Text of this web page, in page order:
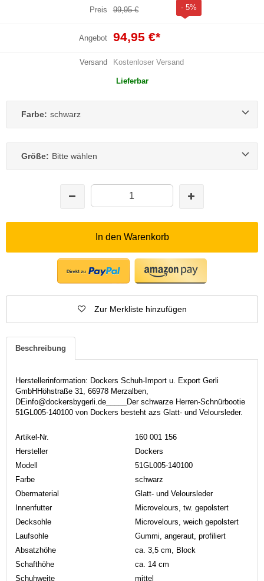
Preis 99,95 € - 5%
Angebot 94,95 €*
Versand Kostenloser Versand
Lieferbar
Farbe: schwarz
Größe: Bitte wählen
In den Warenkorb
Zur Merkliste hinzufügen
Beschreibung
Herstellerinformation: Dockers Schuh-Import u. Export Gerli
GmbHHöhstraße 31, 66978 Merzalben,
DEinfo@dockersbygerli.de_____Der schwarze Herren-Schnürbootie
51GL005-140100 von Dockers besteht azs Glatt- und Veloursleder.
Artikel-Nr.
160 001 156
Hersteller
Dockers
Modell
51GL005-140100
Farbe
schwarz
Obermaterial
Glatt- und Veloursleder
Innenfutter
Microvelours, tw. gepolstert
Decksohle
Microvelours, weich gepolstert
Laufsohle
Gummi, angeraut, profiliert
Absatzhöhe
ca. 3,5 cm, Block
Schafthöhe
ca. 14 cm
Schuhweite
mittel